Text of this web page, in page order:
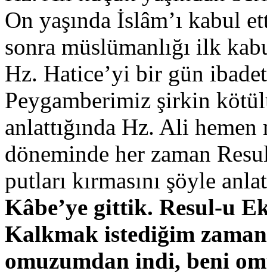
On yaşında İslâm’ı kabul
sonra müslümanlığı ilk
Hz. Hatice’yi bir gün
Peygamberimiz şirkin
anlattığında Hz. Ali
döneminde her zaman
putları kırmasını şöyle
Kâbe’ye gittik. Resul-u
Kalkmak istediğim zaman
omuzumdan indi, beni